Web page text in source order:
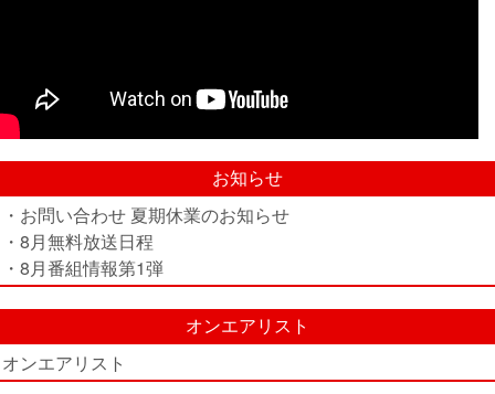
お知らせ
・お問い合わせ 夏期休業のお知らせ
・8月無料放送日程
・8月番組情報第1弾
オンエアリスト
オンエアリスト